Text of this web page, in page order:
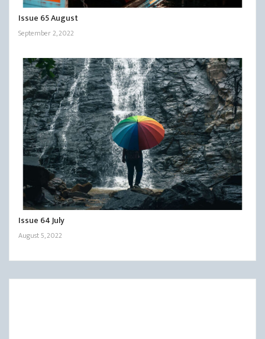
Issue 65 August
September 2, 2022
Issue 64 July
August 5, 2022